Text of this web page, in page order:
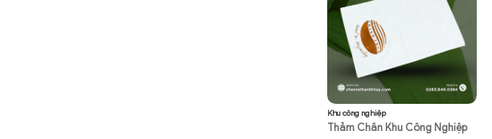
Khu công nghiệp
Thảm Chân Khu Công Nghiệp